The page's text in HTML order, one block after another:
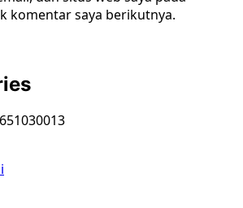
komentar saya berikutnya.